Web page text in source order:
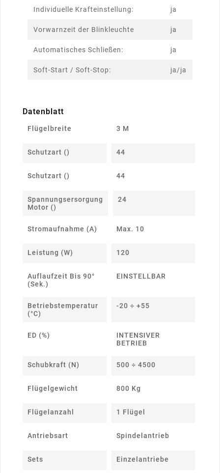
Individuelle Krafteinstellung: ja
Vorwarnzeit der Blinkleuchte ja
Automatisches Schließen: ja
Soft-Start / Soft-Stop: ja/ja
Datenblatt
Flügelbreite 3 M
Schutzart () 44
Schutzart () 44
Spannungsersorgung
Motor ()
24
Stromaufnahme (A) Max. 10
Leistung (W) 120
Auflaufzeit Bis 90°
(Sek.)
EINSTELLBAR
Betriebstemperatur
(°C)
-20 ÷ +55
ED (%)
INTENSIVER
BETRIEB
Schubkraft (N) 500 ÷ 4500
Flügelgewicht 800 Kg
Flügelanzahl 1 Flügel
Antriebsart Spindelantrieb
Sets Einzelantriebe